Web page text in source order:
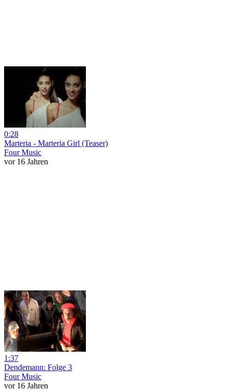
0:28
Marteria - Marteria Girl (Teaser)
Four Music
vor 16 Jahren
1:37
Dendemann: Folge 3
Four Music
vor 16 Jahren